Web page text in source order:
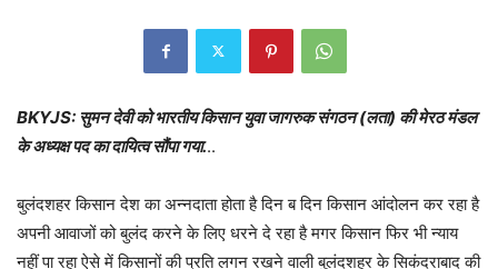
BKYJS: सुमन देवी को भारतीय किसान युवा जागरुक संगठन (लता) की मेरठ मंडल
के अध्यक्ष पद का दायित्व सौंपा गया...
बुलंदशहर किसान देश का अन्नदाता होता है दिन ब दिन किसान आंदोलन कर रहा है
अपनी आवाजों को बुलंद करने के लिए धरने दे रहा है मगर किसान फिर भी न्याय
नहीं पा रहा ऐसे में किसानों की प्रति लगन रखने वाली बुलंदशहर के सिकंदराबाद की